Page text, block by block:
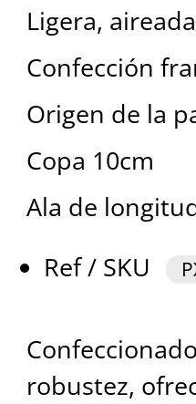
Ligera,
Confección
Origen de la
Copa 10cm
Ala de
Ref / SKU
robustez,